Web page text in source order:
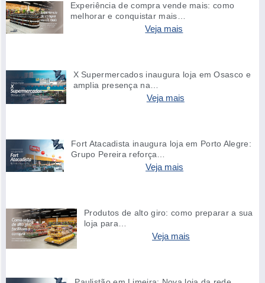
Experiência de compra vende mais: como
melhorar e conquistar mais…
Veja mais
X Supermercados inaugura loja em Osasco e
amplia presença na…
Veja mais
Fort Atacadista inaugura loja em Porto Alegre:
Grupo Pereira reforça…
Veja mais
Produtos de alto giro: como preparar a sua
loja para…
Veja mais